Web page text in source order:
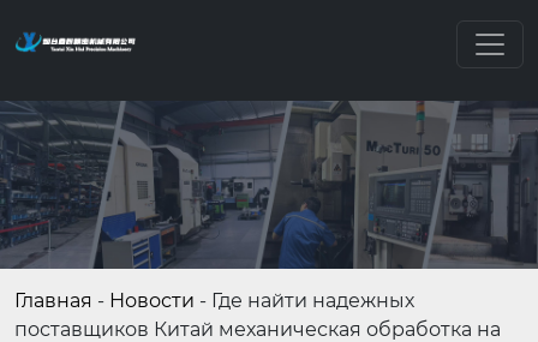
Главная - Новости - Где найти надежных
поставщиков Китай механическая обработка на